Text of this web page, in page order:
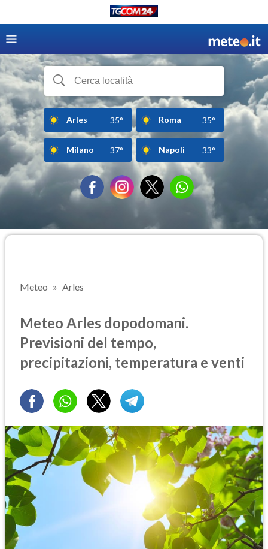
Arles 35° Roma 35°
Milano 37° Napoli 33°
Meteo Arles
Meteo Arles dopodomani.
Previsioni del tempo,
precipitazioni, temperatura e venti